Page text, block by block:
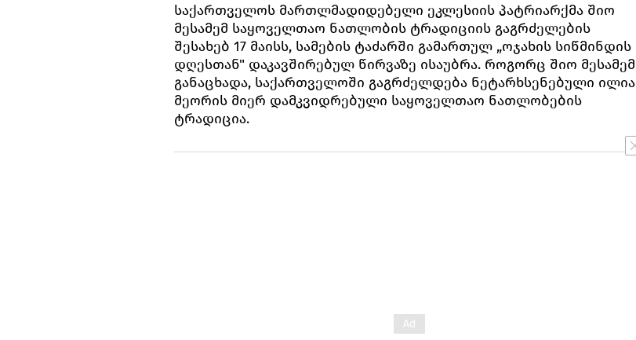
საქართველოს მართლმადიდებელი ეკლესიის პატრიარქმა შიო
მესამემ საყოველთაო ნათლობის ტრადიციის გაგრძელების
შესახებ 17 მაისს, სამების ტაძარში გამართულ „ოჯახის სიწმინდის
დღესთან" დაკავშირებულ წირვაზე ისაუბრა. როგორც შიო მესამემ
განაცხადა, საქართველოში გაგრძელდება ნეტარხსენებული ილია
მეორის მიერ დამკვიდრებული საყოველთაო ნათლობების
ტრადიცია.